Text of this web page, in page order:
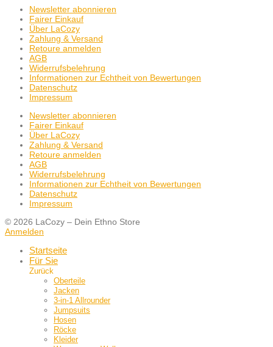
Newsletter abonnieren
Fairer Einkauf
Über LaCozy
Zahlung & Versand
Retoure anmelden
AGB
Widerrufsbelehrung
Informationen zur Echtheit von Bewertungen
Datenschutz
Impressum
Newsletter abonnieren
Fairer Einkauf
Über LaCozy
Zahlung & Versand
Retoure anmelden
AGB
Widerrufsbelehrung
Informationen zur Echtheit von Bewertungen
Datenschutz
Impressum
© 2026 LaCozy – Dein Ethno Store
Anmelden
Startseite
Für Sie
Zurück
Oberteile
Jacken
3-in-1 Allrounder
Jumpsuits
Hosen
Röcke
Kleider